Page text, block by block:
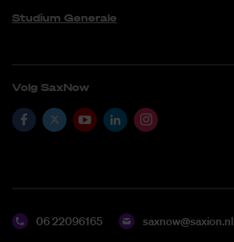
Studium Generale
Volg SaxNow
06 22096165 saxnow@saxion.nl